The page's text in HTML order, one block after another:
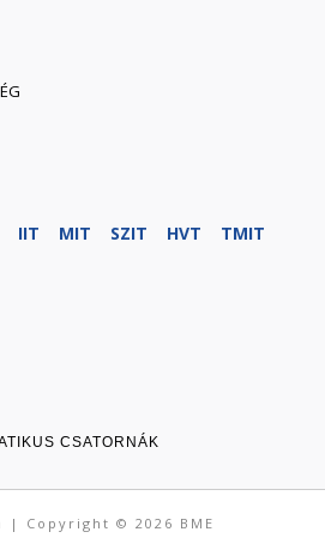
IIT MIT SZIT HVT
TMIT
CSATORNÁK
| Copyright © 2026 BME